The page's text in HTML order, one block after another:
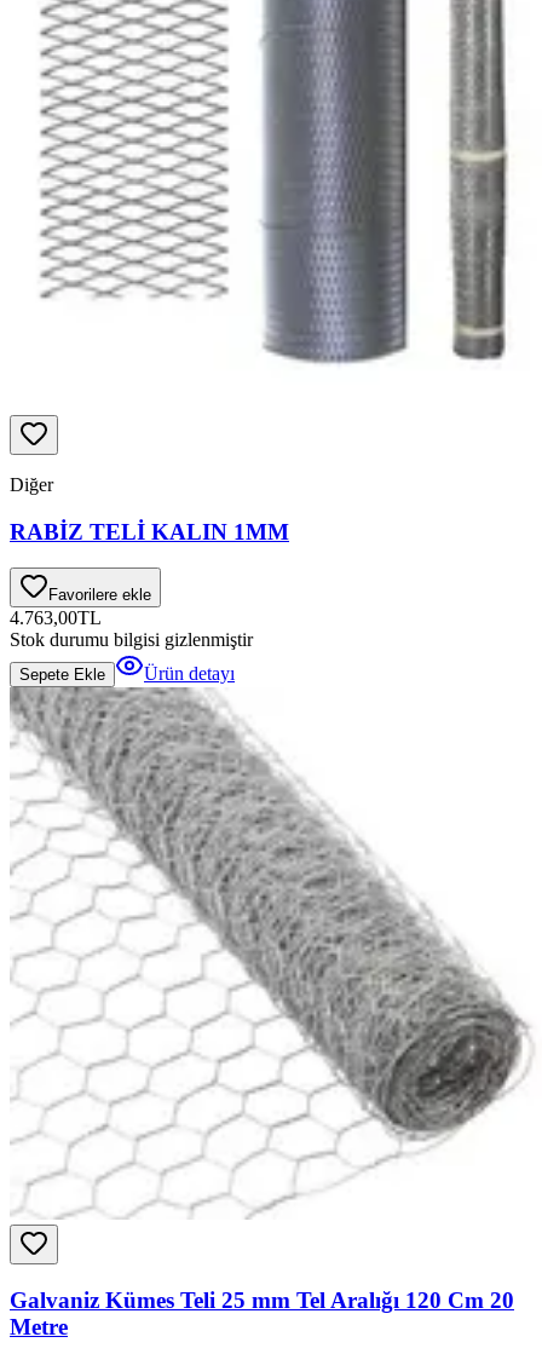
Diğer
RABİZ TELİ KALIN 1MM
Favorilere ekle
4.763,00TL
Stok durumu bilgisi gizlenmiştir
Sepete Ekle Ürün detayı
Galvaniz Kümes Teli 25 mm Tel Aralığı 120 Cm 20
Metre